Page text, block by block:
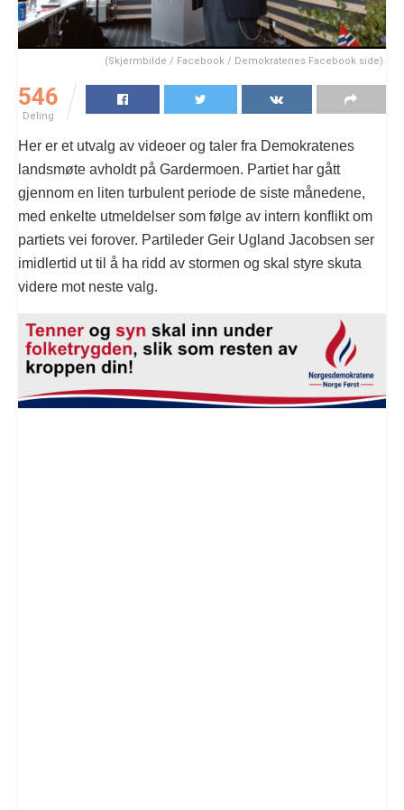
(Skjermbilde / Facebook / Demokratenes Facebook side).
546
Deling
Her er et utvalg av videoer og taler fra Demokratenes
landsmøte avholdt på Gardermoen. Partiet har gått
gjennom en liten turbulent periode de siste månedene,
med enkelte utmeldelser som følge av intern konflikt om
partiets vei forover. Partileder Geir Ugland Jacobsen ser
imidlertid ut til å ha ridd av stormen og skal styre skuta
videre mot neste valg.